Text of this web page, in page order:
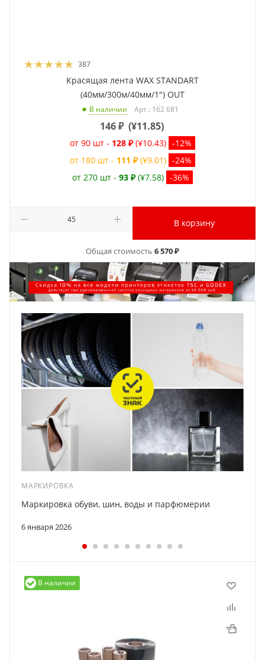
387
Красящая лента WAX STANDART
(40мм/300м/40мм/1") OUT
В наличии Арт.: 162 681
146₽ (¥11.85)
от 90 шт - 128 ₽ (¥10.43) -12%
от 180 шт - 111 ₽ (¥9.01) -24%
от 270 шт - 93 ₽ (¥7.58) -36%
В корзину
Общая стоимость 6 570 ₽
МАРКИРОВКА
6 января 2026
Маркировка обуви, шин, воды и парфюмерии
В наличии